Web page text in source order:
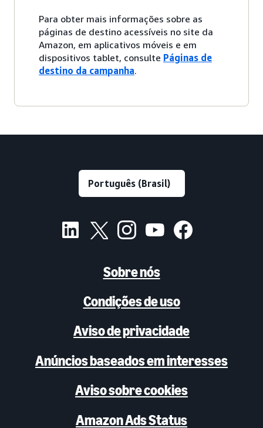
Para obter mais informações sobre as
páginas de destino acessíveis no site da
Amazon, em aplicativos móveis e em
dispositivos tablet, consulte Páginas de
destino da campanha.
Sobre nós
Condições de uso
Aviso de privacidade
Anúncios baseados em interesses
Aviso sobre cookies
Amazon Ads Status